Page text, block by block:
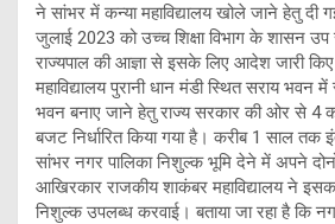
ने सांभर में कन्या महाविद्यालय खोले जाने हेतु दी
जुलाई 2023 को उच्च शिक्षा विभाग के शासन उप
राज्यपाल की आज्ञा से इसके लिए आदेश जारी
महाविद्यालय पुरानी धान मंडी स्थित सराय भवन
भवन बनाए जाने हेतु राज्य सरकार की ओर से 4
बजट निर्धारित किया गया है। करीब 1 साल
सांभर नगर पालिका निशुल्क भूमि देने में अपने
आखिरकार राजकीय शाकंबर महाविद्यालय ने
निशुल्क उपलब्ध करवाई। बताया जा रहा है कि